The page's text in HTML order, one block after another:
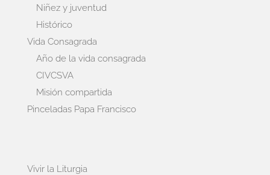
Niñez y juventud
Histórico
Vida Consagrada
Año de la vida consagrada
CIVCSVA
Misión compartida
Pinceladas Papa Francisco
Vivir la Liturgia